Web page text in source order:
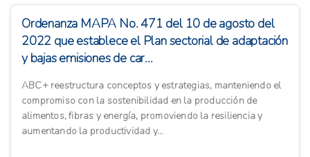
Ordenanza MAPA No. 471 del 10 de agosto del
2022 que establece el Plan sectorial de adaptación
y bajas emisiones de car...
ABC+ reestructura conceptos y estrategias, manteniendo el
compromiso con la sostenibilidad en la producción de
alimentos, fibras y energía, promoviendo la resiliencia y
aumentando la productividad y...